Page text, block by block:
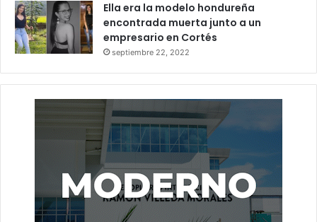
Ella era la modelo hondureña
encontrada muerta junto a un
empresario en Cortés
septiembre 22, 2022